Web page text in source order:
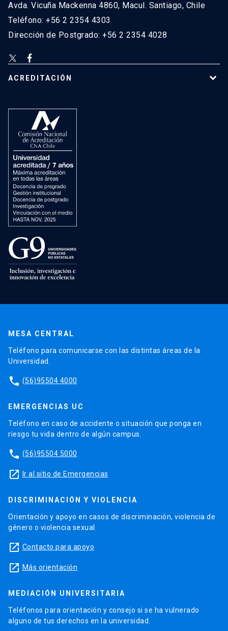
Avda. Vicuña Mackenna 4860, Macul. Santiago, Chile
Teléfono: +56 2 2354 4303
Dirección de Postgrado: +56 2 2354 4028
ACREDITACIÓN
MESA CENTRAL
Teléfono para comunicarse con las distintas áreas de la
Universidad.
phone (56)95504 4000
EMERGENCIAS UC
Teléfono en caso de accidente o situación que ponga en
riesgo tu vida dentro de algún campus.
phone (56)95504 5000
launch Ir al sitio de Emergencias
DISCRIMINACIÓN Y VIOLENCIA
Orientación y apoyo en casos de discriminación, violencia de
género o violencia sexual.
launch Contacto para apoyo
launch Más orientación
MEDIACIÓN UNIVERSITARIA
Teléfonos para orientación y consejo si se ha vulnerado
alguno de tus derechos en la universidad.